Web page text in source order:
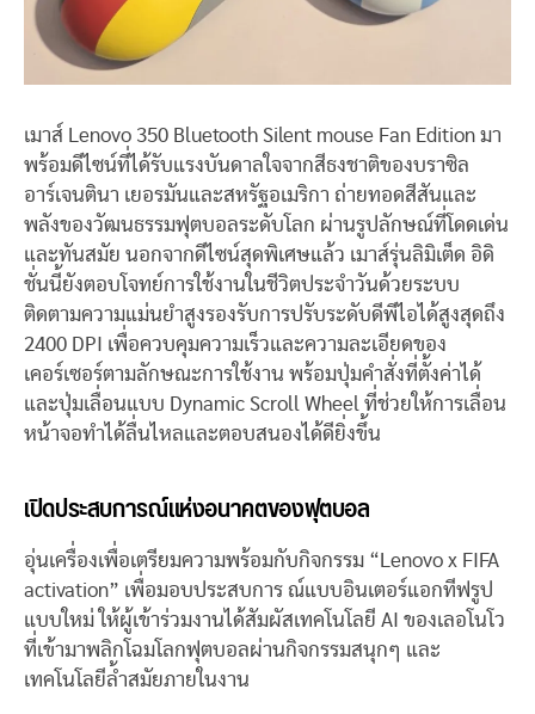
เมาส์ Lenovo 350 Bluetooth Silent mouse Fan Edition มา
พร้อมดีไซน์ที่ได้รับแรงบันดาลใจจากสีธงชาติของบราซิล
อาร์เจนตินา เยอรมันและสหรัฐอเมริกา ถ่ายทอดสีสันและ
พลังของวัฒนธรรมฟุตบอลระดับโลก ผ่านรูปลักษณ์ที่โดดเด่น
และทันสมัย นอกจากดีไซน์สุดพิเศษแล้ว เมาส์รุ่นลิมิเต็ด อิดิ
ชั่นนี้ยังตอบโจทย์การใช้งานในชีวิตประจำวันด้วยระบบ
ติดตามความแม่นยำสูงรองรับการปรับระดับดีพีไอได้สูงสุดถึง
2400 DPI เพื่อควบคุมความเร็วและความละเอียดของ
เคอร์เซอร์ตามลักษณะการใช้งาน พร้อมปุ่มคำสั่งที่ตั้งค่าได้
และปุ่มเลื่อนแบบ Dynamic Scroll Wheel ที่ช่วยให้การเลื่อน
หน้าจอทำได้ลื่นไหลและตอบสนองได้ดียิ่งขึ้น
เปิดประสบการณ์แห่งอนาคตของฟุตบอล
อุ่นเครื่องเพื่อเตรียมความพร้อมกับกิจกรรม “Lenovo x FIFA
activation” เพื่อมอบประสบการ ณ์แบบอินเตอร์แอกทีฟรูป
แบบใหม่ ให้ผู้เข้าร่วมงานได้สัมผัสเทคโนโลยี AI ของเลอโนโว
ที่เข้ามาพลิกโฉมโลกฟุตบอลผ่านกิจกรรมสนุกๆ และ
เทคโนโลยีล้ำสมัยภายในงาน